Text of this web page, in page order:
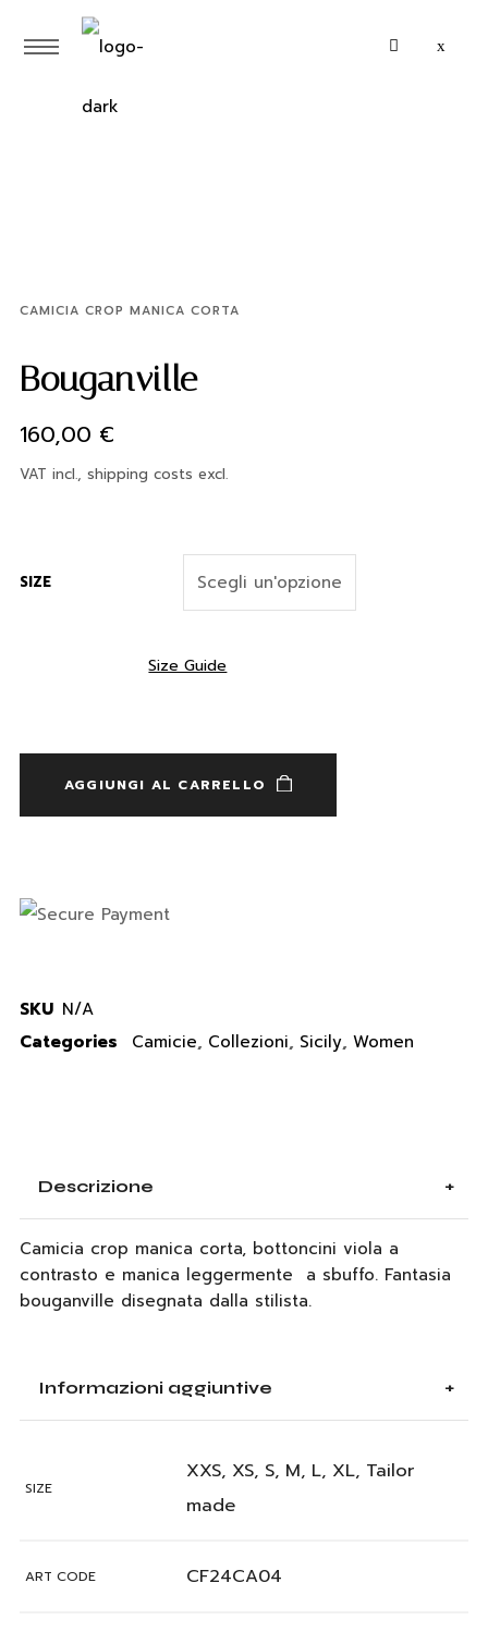
CAMICIA CROP MANICA CORTA
Bouganville
160,00 €
VAT incl., shipping costs excl.
SIZE
Size Guide
AGGIUNGI AL CARRELLO
SKU N/A
Categories
Camicie, Collezioni, Sicily, Women
Descrizione
Camicia crop manica corta, bottoncini viola a
contrasto e manica leggermente a sbuffo. Fantasia
bouganville disegnata dalla stilista.
Informazioni aggiuntive
SIZE
XXS, XS, S, M, L, XL, Tailor
made
ART CODE CF24CA04